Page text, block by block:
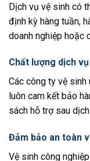
Dịch vụ vệ sinh có
định kỳ hàng tuần,
doanh nghiệp hoặc
Chất lượng dịch
Các công ty vệ sinh
luôn cam kết bảo
sách hỗ trợ sau
Đảm bảo an toàn
Vệ sinh công